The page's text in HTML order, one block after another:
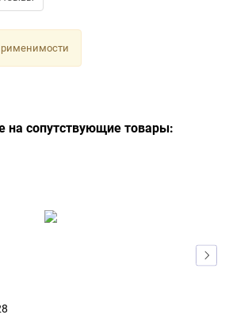
на сопутствующие товары: